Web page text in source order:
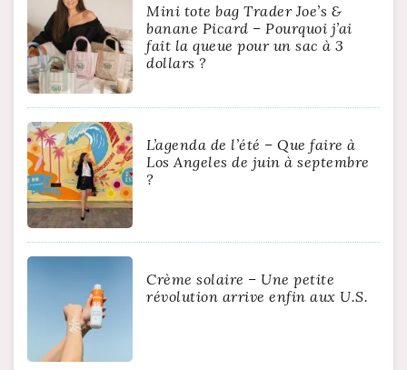
Mini tote bag Trader Joe’s &
banane Picard – Pourquoi j’ai
fait la queue pour un sac à 3
dollars ?
L’agenda de l’été – Que faire à
Los Angeles de juin à septembre
?
Crème solaire – Une petite
révolution arrive enfin aux U.S.